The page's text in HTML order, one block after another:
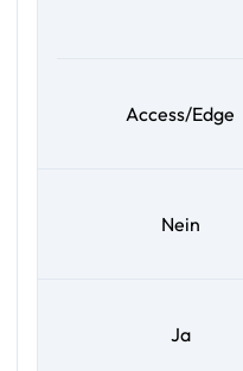
Access/Edge
Nein
Ja